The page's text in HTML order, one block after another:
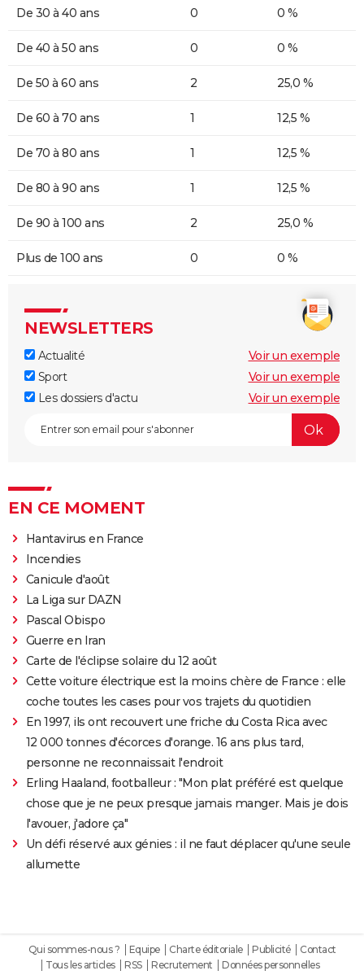
De 30 à 40 ans 0 0 %
De 40 à 50 ans 0 0 %
De 50 à 60 ans 2 25,0 %
De 60 à 70 ans 1 12,5 %
De 70 à 80 ans 1 12,5 %
De 80 à 90 ans 1 12,5 %
De 90 à 100 ans 2 25,0 %
Plus de 100 ans 0 0 %
NEWSLETTERS
Actualité
Voir un exemple
Sport
Voir un exemple
Les dossiers d'actu
Voir un exemple
EN CE MOMENT
Hantavirus en France
Incendies
Canicule d'août
La Liga sur DAZN
Pascal Obispo
Guerre en Iran
Carte de l'éclipse solaire du 12 août
Cette voiture électrique est la moins chère de France : elle
coche toutes les cases pour vos trajets du quotidien
En 1997, ils ont recouvert une friche du Costa Rica avec
12 000 tonnes d'écorces d'orange. 16 ans plus tard,
personne ne reconnaissait l'endroit
Erling Haaland, footballeur : "Mon plat préféré est quelque
chose que je ne peux presque jamais manger. Mais je dois
l'avouer, j'adore ça"
Un défi réservé aux génies : il ne faut déplacer qu'une seule
allumette
Qui sommes-nous ? Equipe Charte éditoriale Publicité
Contact
Tous les articles
RSS Recrutement
Données personnelles